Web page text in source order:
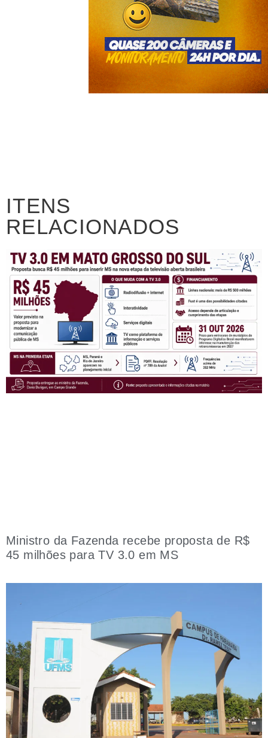
ITENS
RELACIONADOS
Ministro da Fazenda recebe proposta de R$
45 milhões para TV 3.0 em MS